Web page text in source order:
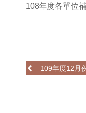
108年度各單位
109年度12月